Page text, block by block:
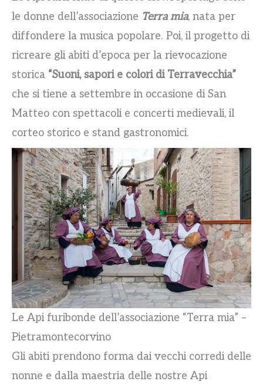
le donne dell’associazione Terra mia, nata per
diffondere la musica popolare. Poi, il progetto di
ricreare gli abiti d’epoca per la rievocazione
storica “Suoni, sapori e colori di Terravecchia”
che si tiene a settembre in occasione di San
Matteo con spettacoli e concerti medievali, il
corteo storico e stand gastronomici.
Le Api furibonde dell’associazione “Terra mia” –
Pietramontecorvino
Gli abiti prendono forma dai vecchi corredi delle
nonne e dalla maestria delle nostre Api